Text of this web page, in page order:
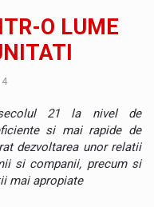
O LUME
21 la nivel de
si mai rapide de
dezvoltarea unor relatii
si companii, precum si
mai apropiate